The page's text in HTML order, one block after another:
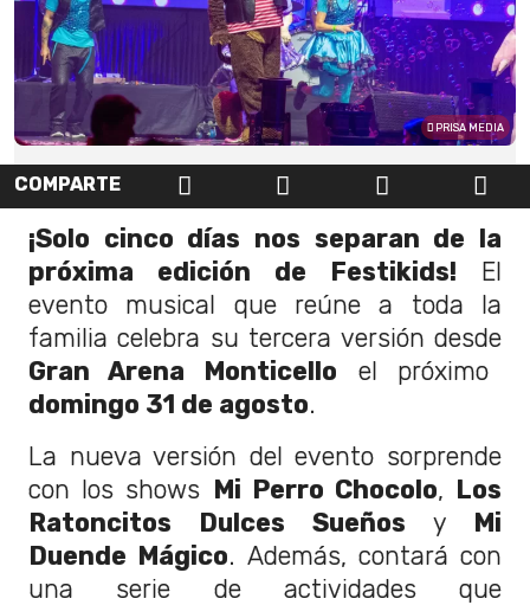
PRISA MEDIA
COMPARTE
¡Solo cinco días nos separan de la
próxima edición de Festikids! El
evento musical que reúne a toda la
familia celebra su tercera versión desde
Gran Arena Monticello el próximo
domingo 31 de agosto.
La nueva versión del evento sorprende
con los shows Mi Perro Chocolo, Los
Ratoncitos Dulces Sueños y Mi
Duende Mágico. Además, contará con
una serie de actividades que